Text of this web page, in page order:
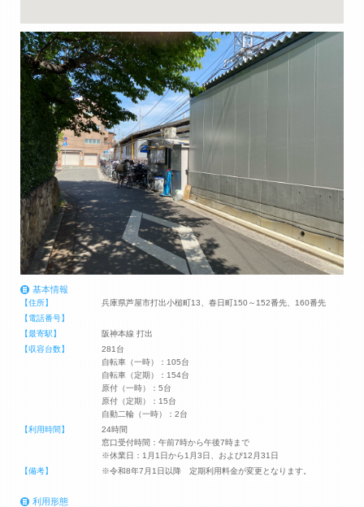
基本情報
【住所】
兵庫県芦屋市打出小槌町13、春日町150～152番先、160番先
【電話番号】
【最寄駅】
阪神本線 打出
【収容台数】
281台
自転車（一時）：105台
自転車（定期）：154台
原付（一時）：5台
原付（定期）：15台
自動二輪（一時）：2台
【利用時間】
24時間
窓口受付時間：午前7時から午後7時まで
※休業日：1月1日から1月3日、および12月31日
【備考】
※令和8年7月1日以降 定期利用料金が変更となります。
利用形態